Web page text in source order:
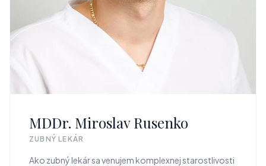
MDDr. Miroslav Rusenko
ZUBNÝ LEKÁR
Ako zubný lekár sa venujem komplexnej starostlivosti